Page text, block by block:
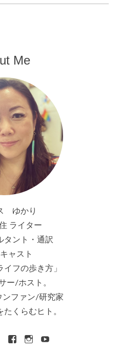
Me
ゆかり
ライター
タント・通訳
ャスト
イフの歩き方」
ー/ホスト。
ンファン/研究家
たくらむヒト。